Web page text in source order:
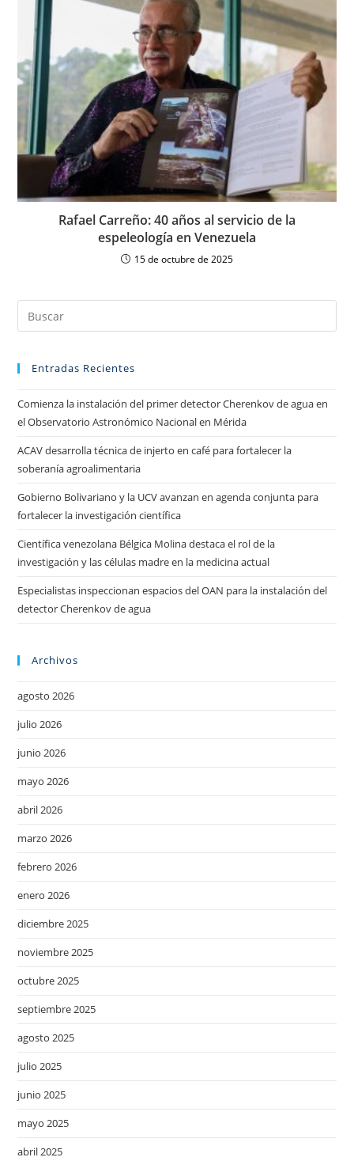
Rafael Carreño: 40 años al servicio de la
espeleología en Venezuela
15 de octubre de 2025
Entradas Recientes
Comienza la instalación del primer detector Cherenkov de agua en
el Observatorio Astronómico Nacional en Mérida
ACAV desarrolla técnica de injerto en café para fortalecer la
soberanía agroalimentaria
Gobierno Bolivariano y la UCV avanzan en agenda conjunta para
fortalecer la investigación científica
Científica venezolana Bélgica Molina destaca el rol de la
investigación y las células madre en la medicina actual
Especialistas inspeccionan espacios del OAN para la instalación del
detector Cherenkov de agua
Archivos
agosto 2026
julio 2026
junio 2026
mayo 2026
abril 2026
marzo 2026
febrero 2026
enero 2026
diciembre 2025
noviembre 2025
octubre 2025
septiembre 2025
agosto 2025
julio 2025
junio 2025
mayo 2025
abril 2025